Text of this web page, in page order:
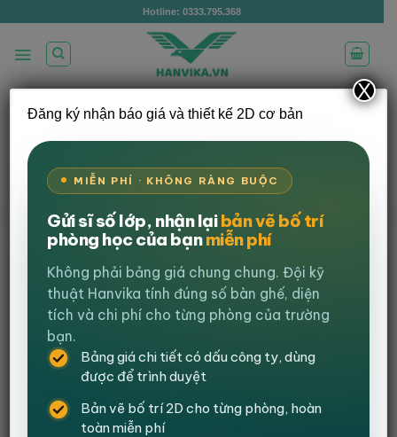
qua
dung
Hotline: 0333.795.368
TRANG CHỦ / GHẾ GAMING /
GHẾ EXTREME
LỌC
Đăng ký nhận báo giá và thiết kế 2D cơ bản
MIỄN PHÍ · KHÔNG RÀNG BUỘC
Gửi sĩ số lớp, nhận lạibản vẽ bố trí
phòng học của bạnmiễn phí
Không phải bảng giá chung chung. Đội kỹ
thuật Hanvika tính đúng số bàn ghế, diện
tích và chi phí cho từng phòng của trường
bạn.
Bảng giá chi tiết có dấu công ty, dùng
được để trình duyệt
Bản vẽ bố trí 2D cho từng phòng, hoàn
toàn miễn phí
X